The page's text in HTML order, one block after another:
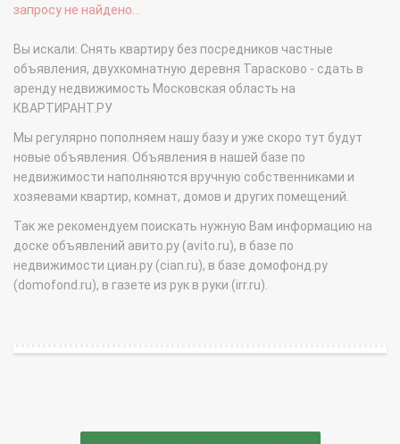
запросу не найдено...
Вы искали: Снять квартиру без посредников частные
объявления, двухкомнатную деревня Тарасково - сдать в
аренду недвижимость Московская область на
КВАРТИРАНТ.РУ
Мы регулярно пополняем нашу базу и уже скоро тут будут
новые объявления. Объявления в нашей базе по
недвижимости наполняются вручную собственниками и
хозяевами квартир, комнат, домов и других помещений.
Так же рекомендуем поискать нужную Вам информацию на
доске объявлений авито.ру (avito.ru), в базе по
недвижимости циан.ру (cian.ru), в базе домофонд.ру
(domofond.ru), в газете из рук в руки (irr.ru).